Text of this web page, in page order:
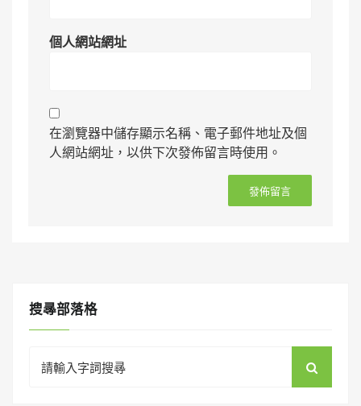
個人網站網址
在瀏覽器中儲存顯示名稱、電子郵件地址及個
人網站網址，以供下次發佈留言時使用。
搜㝷部落格
for: